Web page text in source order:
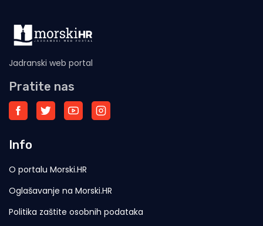
Jadranski web portal
Pratite nas
Info
O portalu Morski.HR
Oglašavanje na Morski.HR
Politika zaštite osobnih podataka